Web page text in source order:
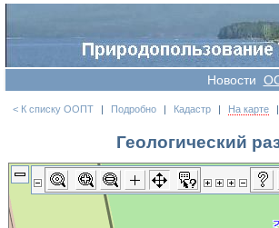
Новости
< К списку ООПТ | Подробно | Кадастр | На карте |
Геологический